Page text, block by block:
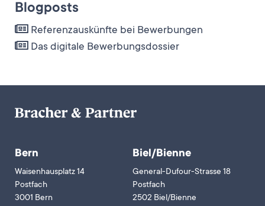
Blogposts
Referenzauskünfte bei Bewerbungen
Das digitale Bewerbungsdossier
Bern
Waisenhausplatz 14
Postfach
3001 Bern
Biel/Bienne
General-Dufour-Strasse 18
Postfach
2502 Biel/Bienne